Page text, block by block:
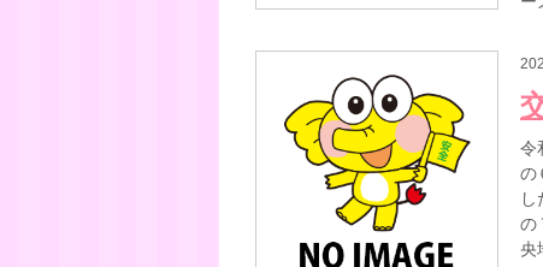
令
の
の
央